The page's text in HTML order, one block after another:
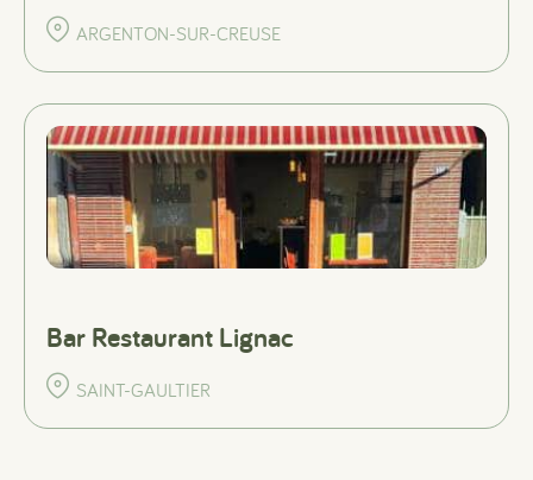
ARGENTON-SUR-CREUSE
Bar Restaurant Lignac
SAINT-GAULTIER